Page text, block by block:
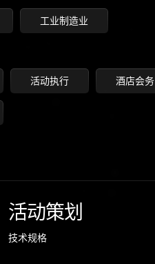
工业制造业
活动执行 酒店会务
活动策划
技术规格